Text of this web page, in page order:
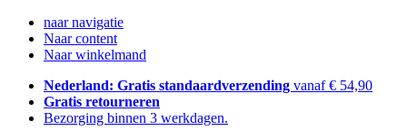
naar navigatie
Naar content
Naar winkelmand
Nederland: Gratis standaardverzending vanaf € 54,90
Gratis retourneren
Bezorging binnen 3 werkdagen.